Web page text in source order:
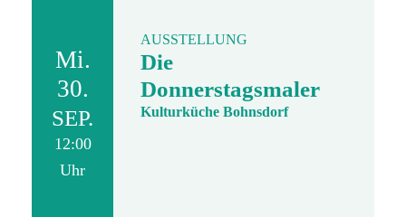
Mi.
30.
SEP.
12:00
Uhr
AUSSTELLUNG
Die
Donnerstagsmaler
Kulturküche Bohnsdorf